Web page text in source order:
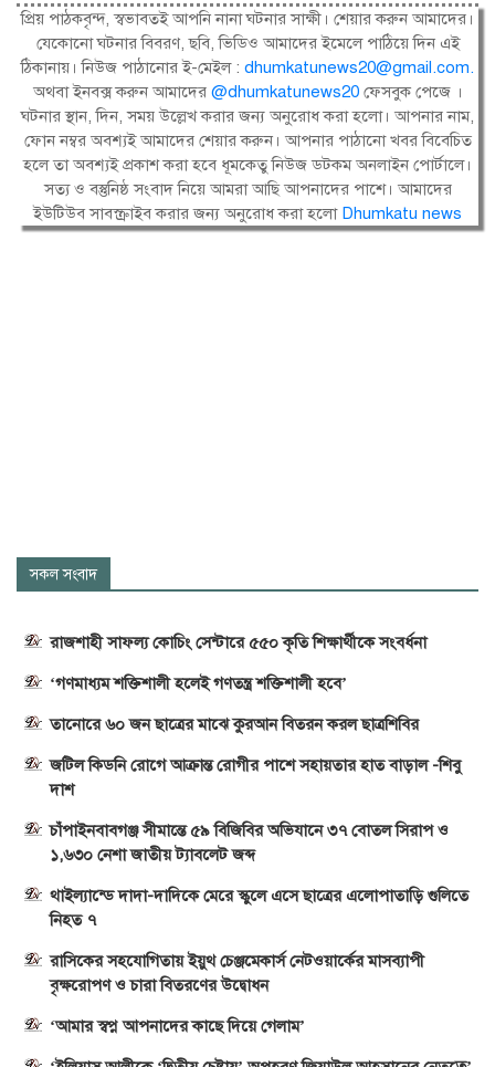
প্রিয় পাঠকবৃন্দ, স্বভাবতই আপনি নানা ঘটনার সাক্ষী। শেয়ার করুন আমাদের।
যেকোনো ঘটনার বিবরণ, ছবি, ভিডিও আমাদের ইমেলে পাঠিয়ে দিন এই
ঠিকানায়। নিউজ পাঠানোর ই-মেইল : dhumkatunews20@gmail.com.
অথবা ইনবক্স করুন আমাদের@dhumkatunews20 ফেসবুক পেজে ।
ঘটনার স্থান, দিন, সময় উল্লেখ করার জন্য অনুরোধ করা হলো। আপনার নাম,
ফোন নম্বর অবশ্যই আমাদের শেয়ার করুন। আপনার পাঠানো খবর বিবেচিত
হলে তা অবশ্যই প্রকাশ করা হবে ধূমকেতু নিউজ ডটকম অনলাইন পোর্টালে।
সত্য ও বস্তুনিষ্ঠ সংবাদ নিয়ে আমরা আছি আপনাদের পাশে। আমাদের
ইউটিউব সাবস্ক্রাইব করার জন্য অনুরোধ করা হলো Dhumkatu news
সকল সংবাদ
রাজশাহী সাফল্য কোচিং সেন্টারে ৫৫০ কৃতি শিক্ষার্থীকে সংবর্ধনা
‘গণমাধ্যম শক্তিশালী হলেই গণতন্ত্র শক্তিশালী হবে’
তানোরে ৬০ জন ছাত্রের মাঝে কুরআন বিতরন করল ছাত্রশিবির
জটিল কিডনি রোগে আক্রান্ত রোগীর পাশে সহায়তার হাত বাড়াল -শিবু
দাশ
চাঁপাইনবাবগঞ্জ সীমান্তে ৫৯ বিজিবির অভিযানে ৩৭ বোতল সিরাপ ও
১,৬৩০ নেশা জাতীয় ট্যাবলেট জব্দ
থাইল্যান্ডে দাদা-দাদিকে মেরে স্কুলে এসে ছাত্রের এলোপাতাড়ি গুলিতে
নিহত ৭
রাসিকের সহযোগিতায় ইয়ুথ চেঞ্জমেকার্স নেটওয়ার্কের মাসব্যাপী
বৃক্ষরোপণ ও চারা বিতরণের উদ্বোধন
‘আমার স্বপ্ন আপনাদের কাছে দিয়ে গেলাম’